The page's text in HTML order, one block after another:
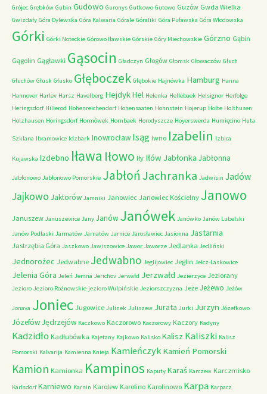
Grójec Grębków Gubin Gudowo Guronys Gutkowo Gutowo Guzów Gwda Wielka
Gwizdały Góra Dylewska Góra Kalwaria Górale Góraliki Góra Puławska Góra Włodowska
Górki Górki Noteckie Górowo Iławskie Górskie Góry Miechowskie Górzno Gąbin
Gągolin Gągławki Gąsocin Gładczyn Głogów Głomsk Głowaczów Głuch
Głuchów Głusk Głusko Głęboczek Głębokie Hajnówka Hamburg Hanna
Hannover Harlev Harsz Havelberg HejdykHel Helenka Hellebaek Helsignor Herfolge
Heringsdorf Hillerod Hohenreichendorf Hohensaaten Hohnstein Hojerup Holte Holthusen
Holzhausen Horingsdorf Hormówek Hornbaek Horodyszcze Hoyerswerda Humięcino Huta
Szklana Ibramowice Idzbark Inowrocław Isąg Iwno Izabelin Izbica
Kujawska Izdebno Iława Iłowo Iły Iłów Jabłonka Jabłonna
Jabłonowo Jabłonowo Pomorskie JabłońJachranka Jadwisin Jadów
Jajkowo Jaktorów Jamniki Janowiec Janowiec Kościelny Janowo
Januszew Januszewice Jany Janów Janówek Janówko Janów Lubelski
Janów Podlaski Jarmatów Jarnatów Jarnice Jarosławiec Jasionna Jastarnia
Jastrzębia Góra Jaszkowo Jawiszowice Jawor Jaworze Jedlanka Jedliński
Jednorożec Jedwabne Jedwabno Jeglijowiec Jeglin Jelcz-Laskowice
Jelenia Góra Jeleń Jemna Jerichov Jerwałd Jerzwałd Jezierzyce Jeziorany
Jezioro Jezioro Rożnowskie jezioro Wulpińskie Jeziorszczyzna Jeże Jeżewo Jeżów
Jonava Joniec Jugowice Julinek Juliszew Jurata Jurki Jurzyn Józefkowo
JózefówJędrzejów Kaczkowo Kaczorowo Kaczorowy Kaczory Kadyny
Kadzidło Kadłubówka Kajetany Kajkowo Kalisko Kalisz Kaliszki Kalisz
Pomorski Kalvarija Kamienna Knieja Kamieńczyk Kamień Pomorski
Kamion Kamionka Kampinos Kaputy Karaś Karczew Karczmisko
Karlsdorf Karniewo Karnin Karolew Karolino Karolinowo Karpa Karpacz